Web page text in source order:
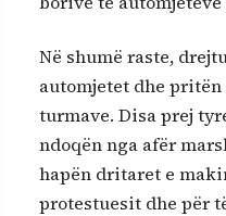
Në shumë raste,
automjetet dhe
turmave. Disa prej
ndoqën nga afër
hapën dritaret e
protestuesit dhe për